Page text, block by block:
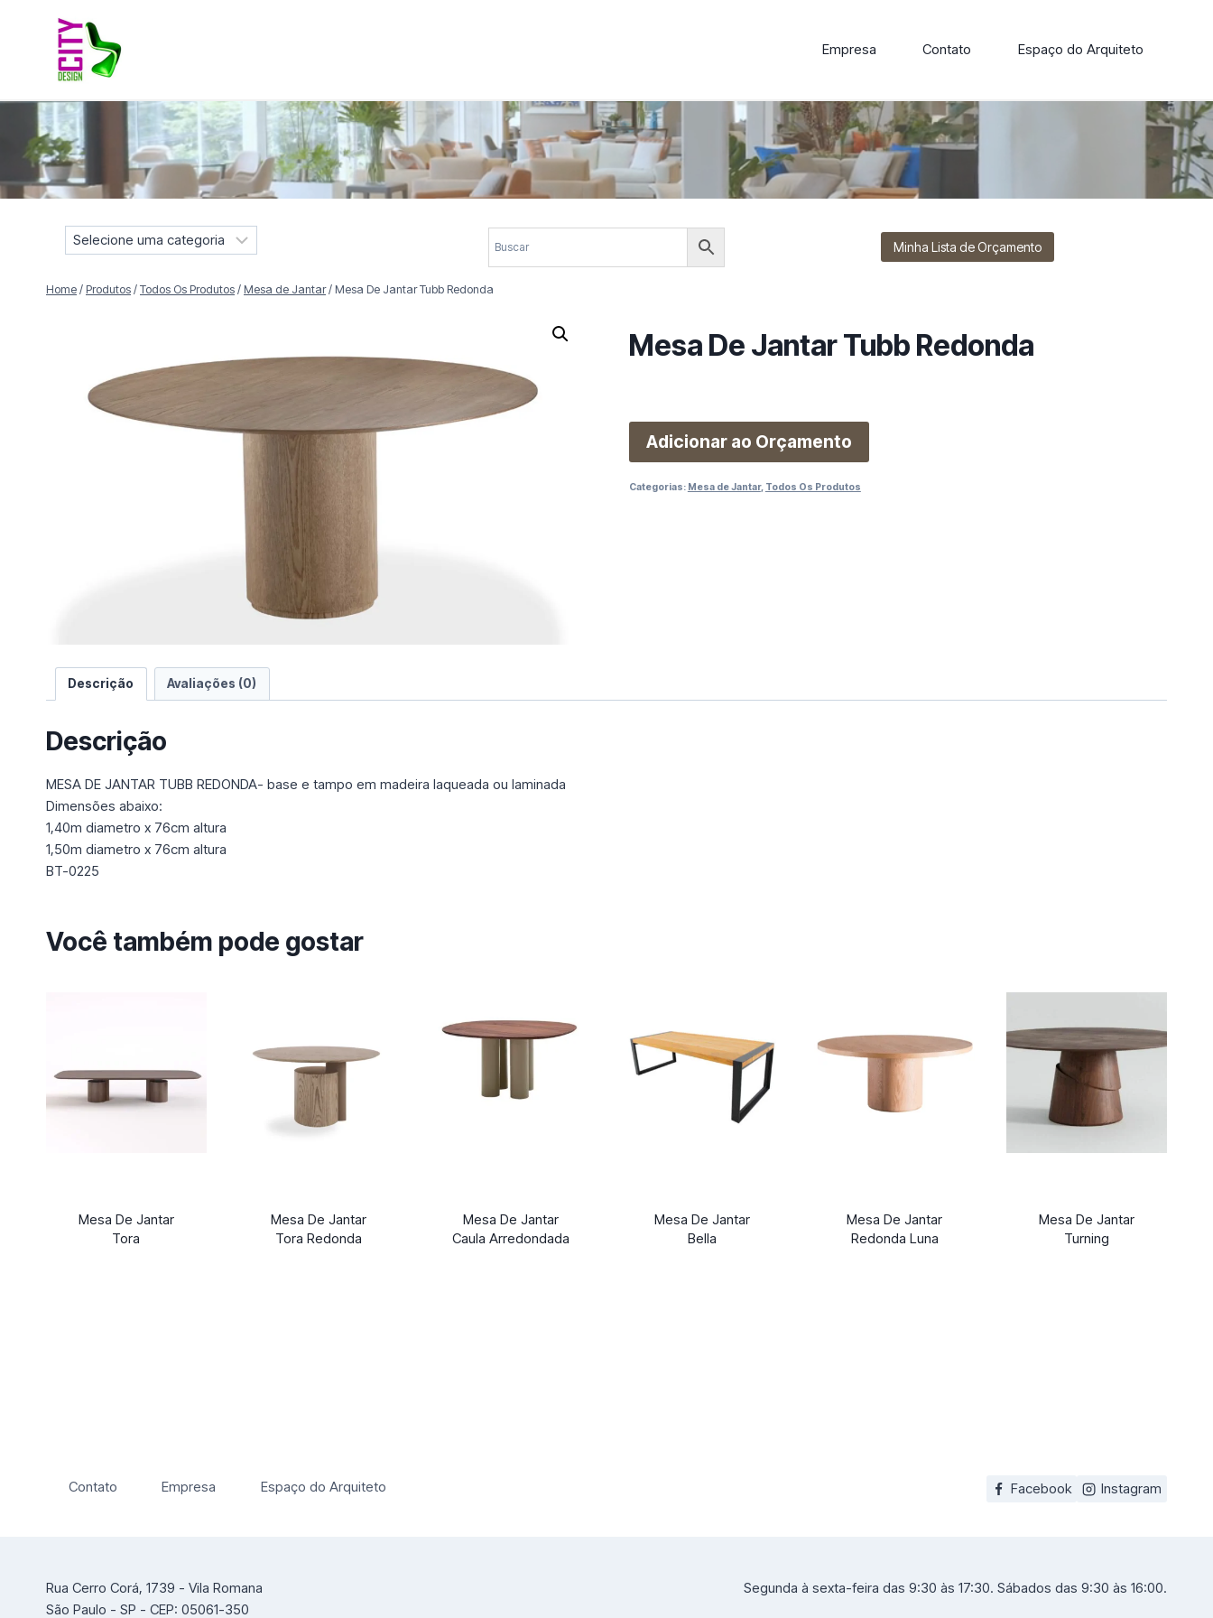
Conteúdo
Empresa Contato Espaço do Arquiteto
Móveis selecionados para compor projetos residenciais e corporativos com elegância, funcionalidade e personalidade. Explore nossa linha de cadeiras, poltronas, sofás e mesas de
design.
e
e
a
Minha Lista de Orçamento
Home / Produtos / Todos Os Produtos / Mesa de Jantar / Mesa De Jantar Tubb Redonda
Mesa De Jantar Tubb Redonda
Adicionar ao Orçamento
Categorias: Mesa de Jantar, Todos Os Produtos
Descrição Avaliações (0)
Descrição
MESA DE JANTAR TUBB REDONDA- base e tampo em madeira laqueada ou laminada
Dimensões abaixo:
1,40m diametro x 76cm altura
1,50m diametro x 76cm altura
BT-0225
Você também pode gostar
Mesa De Jantar
Tora
Mesa De Jantar
Tora Redonda
Mesa De Jantar
Caula Arredondada
Mesa De Jantar
Bella
Mesa De Jantar
Redonda Luna
Mesa De Jantar
Turning
Contato Empresa Espaço do Arquiteto Facebook Instagram
Rua Cerro Corá, 1739 - Vila Romana
São Paulo - SP - CEP: 05061-350
Segunda à sexta-feira das 9:30 às 17:30. Sábados das 9:30 às 16:00.